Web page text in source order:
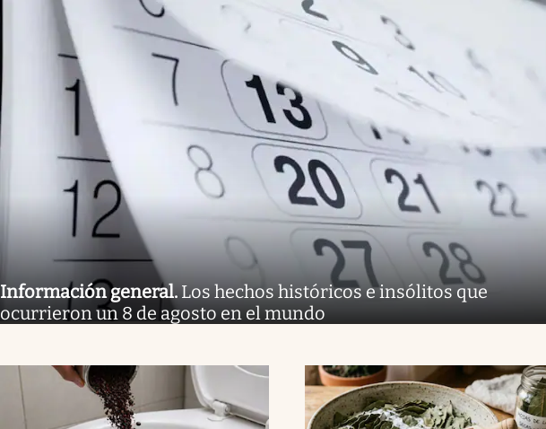
Información general. Los hechos históricos e insólitos que
ocurrieron un 8 de agosto en el mundo